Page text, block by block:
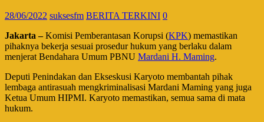
28/06/2022 suksesfm BERITA TERKINI 0
Jakarta –Komisi Pemberantasan Korupsi (KPK) memastikan
pihaknya bekerja sesuai prosedur hukum yang berlaku dalam
menjerat Bendahara Umum PBNU Mardani H. Maming.
Deputi Penindakan dan Ekseskusi Karyoto membantah pihak
lembaga antirasuah mengkriminalisasi Mardani Maming yang juga
Ketua Umum HIPMI. Karyoto memastikan, semua sama di mata
hukum.